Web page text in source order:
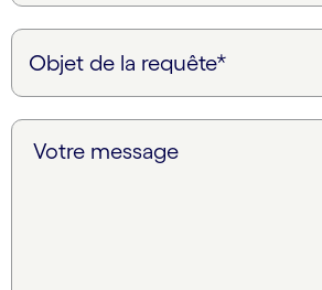
Votre message